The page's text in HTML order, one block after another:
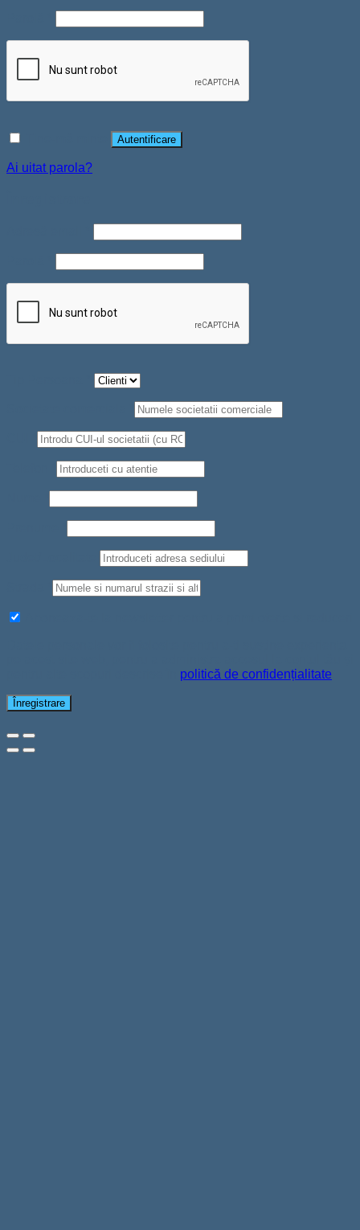
Autentificare
Ai uitat parola?
politică de confidențialitate
Înregistrare